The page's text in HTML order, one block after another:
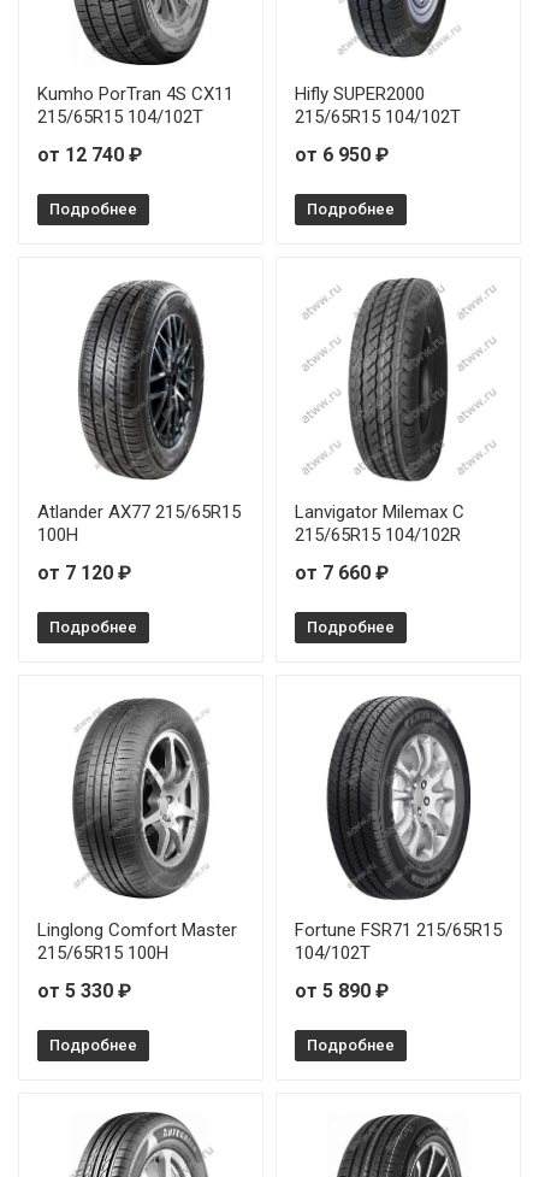
Kumho PorTran 4S CX11
215/65R15 104/102T
от 12 740 ₽
Подробнее
Hifly SUPER2000
215/65R15 104/102T
от 6 950 ₽
Подробнее
Atlander AX77 215/65R15
100H
от 7 120 ₽
Подробнее
Lanvigator Milemax C
215/65R15 104/102R
от 7 660 ₽
Подробнее
Linglong Comfort Master
215/65R15 100H
от 5 330 ₽
Подробнее
Fortune FSR71 215/65R15
104/102T
от 5 890 ₽
Подробнее